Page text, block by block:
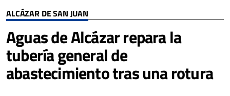
ALCÁZAR DE SAN JUAN
Aguas de Alcázar repara la
tubería general de
abastecimiento tras una rotura